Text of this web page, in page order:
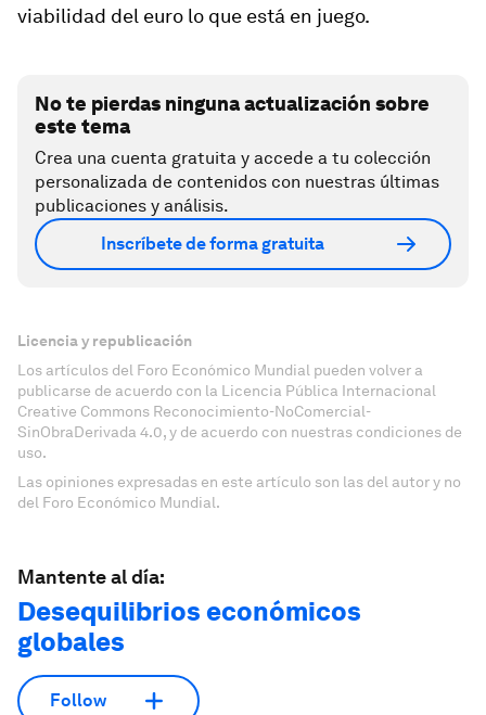
viabilidad del euro lo que está en juego.
No te pierdas ninguna actualización sobre
este tema
Crea una cuenta gratuita y accede a tu colección
personalizada de contenidos con nuestras últimas
publicaciones y análisis.
Inscríbete de forma gratuita
Licencia y republicación
Los artículos del Foro Económico Mundial pueden volver a
publicarse de acuerdo con la Licencia Pública Internacional
Creative Commons Reconocimiento-NoComercial-
SinObraDerivada 4.0, y de acuerdo con nuestras condiciones de
uso.
Las opiniones expresadas en este artículo son las del autor y no
del Foro Económico Mundial.
Mantente al día:
Desequilibrios económicos
globales
Follow